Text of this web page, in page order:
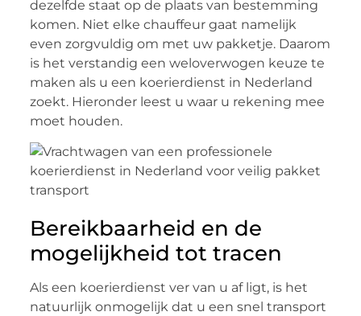
dezelfde staat op de plaats van bestemming
komen. Niet elke chauffeur gaat namelijk
even zorgvuldig om met uw pakketje. Daarom
is het verstandig een weloverwogen keuze te
maken als u een koerierdienst in Nederland
zoekt. Hieronder leest u waar u rekening mee
moet houden.
Bereikbaarheid en de
mogelijkheid tot tracen
Als een koerierdienst ver van u af ligt, is het
natuurlijk onmogelijk dat u een snel transport